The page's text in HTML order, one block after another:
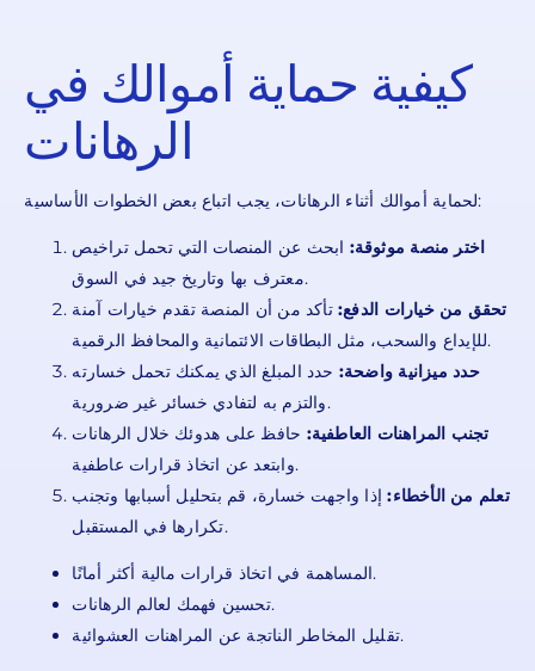
كيفية حماية أموالك في
الرهانات
لحماية أموالك أثناء الرهانات، يجب اتباع بعض الخطوات الأساسية:
اختر منصة موثوقة: ابحث عن المنصات التي تحمل تراخيص
معترف بها وتاريخ جيد في السوق.
تحقق من خيارات الدفع:تأكد من أن المنصة تقدم خيارات آمنة
للإيداع والسحب، مثل البطاقات الائتمانية والمحافظ الرقمية.
حدد ميزانية واضحة: حدد المبلغ الذي يمكنك تحمل خسارته
والتزم به لتفادي خسائر غير ضرورية.
تجنب المراهنات العاطفية: حافظ على هدوئك خلال الرهانات
وابتعد عن اتخاذ قرارات عاطفية.
تعلم من الأخطاء:إذا واجهت خسارة، قم بتحليل أسبابها وتجنب
تكرارها في المستقبل.
المساهمة في اتخاذ قرارات مالية أكثر أمانًا.
تحسين فهمك لعالم الرهانات.
تقليل المخاطر الناتجة عن المراهنات العشوائية.